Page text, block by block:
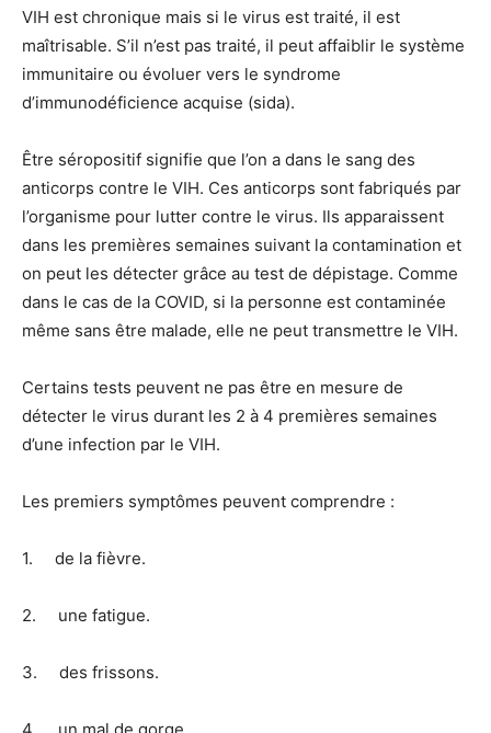
VIH est chronique mais si le virus est traité, il est
maîtrisable. S’il n’est pas traité, il peut affaiblir le système
immunitaire ou évoluer vers le syndrome
d’immunodéficience acquise (sida).
Être séropositif signifie que l’on a dans le sang des
anticorps contre le VIH. Ces anticorps sont fabriqués par
l’organisme pour lutter contre le virus. Ils apparaissent
dans les premières semaines suivant la contamination et
on peut les détecter grâce au test de dépistage. Comme
dans le cas de la COVID, si la personne est contaminée
même sans être malade, elle ne peut transmettre le VIH.
Certains tests peuvent ne pas être en mesure de
détecter le virus durant les 2 à 4 premières semaines
d’une infection par le VIH.
Les premiers symptômes peuvent comprendre :
1. de la fièvre.
2. une fatigue.
3. des frissons.
4. un mal de gorge.